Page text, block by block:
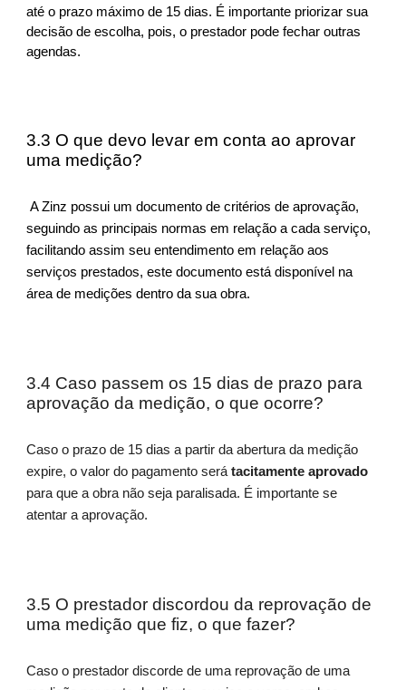
até o prazo máximo de 15 dias. É importante priorizar sua
decisão de escolha, pois, o prestador pode fechar outras
agendas.
3.3 O que devo levar em conta ao aprovar
uma medição?
A Zinz possui um documento de critérios de aprovação,
seguindo as principais normas em relação a cada serviço,
facilitando assim seu entendimento em relação aos
serviços prestados, este documento está disponível na
área de medições dentro da sua obra.
3.4 Caso passem os 15 dias de prazo para
aprovação da medição, o que ocorre?
Caso o prazo de 15 dias a partir da abertura da medição
expire, o valor do pagamento serátacitamente aprovado
para que a obra não seja paralisada. É importante se
atentar a aprovação.
3.5 O prestador discordou da reprovação de
uma medição que fiz, o que fazer?
Caso o prestador discorde de uma reprovação de uma